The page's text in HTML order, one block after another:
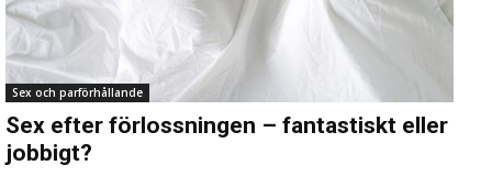
Sex och parförhållande
Sex efter förlossningen – fantastiskt eller
jobbigt?